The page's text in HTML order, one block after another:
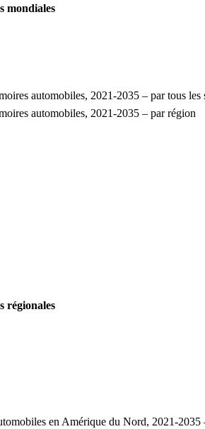
mondiales
automobiles, 2021-2035 – par tous les
automobiles, 2021-2035 – par région
régionales
en Amérique du Nord, 2021-2035